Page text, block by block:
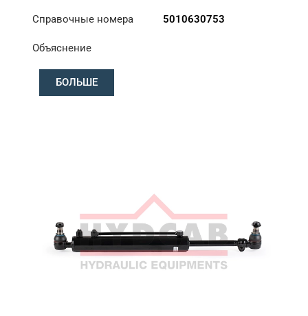
Справочные номера 5010630753
Объяснение
БОЛЬШЕ